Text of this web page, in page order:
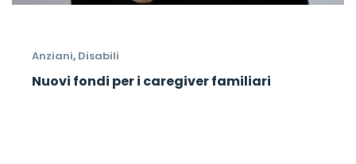
Anziani, Disabili
Nuovi fondi per i caregiver familiari